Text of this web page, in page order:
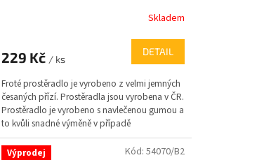
Skladem
229 Kč / ks
DETAIL
Froté prostěradlo je vyrobeno z velmi jemných
česaných přízí. Prostěradla jsou vyrobena v ČR.
Prostěradlo je vyrobeno s navlečenou gumou a
to kvůli snadné výměně v případě
poškození.Plošná hmotnost prostěradla: 180-
190g/m2
Výprodej Kód: 54070/B2